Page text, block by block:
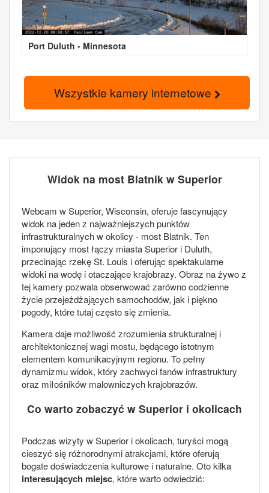
Port Duluth - Minnesota
Wszystkie kamery internetowe
Widok na most Blatnik w Superior
Webcam w Superior, Wisconsin, oferuje fascynujący
widok na jeden z najważniejszych punktów
infrastrukturalnych w okolicy - most Blatnik. Ten
imponujący most łączy miasta Superior i Duluth,
przecinając rzekę St. Louis i oferując spektakularne
widoki na wodę i otaczające krajobrazy. Obraz na żywo z
tej kamery pozwala obserwować zarówno codzienne
życie przejeżdżających samochodów, jak i piękno
pogody, które tutaj często się zmienia.
Kamera daje możliwość zrozumienia strukturalnej i
architektonicznej wagi mostu, będącego istotnym
elementem komunikacyjnym regionu. To pełny
dynamizmu widok, który zachwyci fanów infrastruktury
oraz miłośników malowniczych krajobrazów.
Co warto zobaczyć w Superior i okolicach
Podczas wizyty w Superior i okolicach, turyści mogą
cieszyć się różnorodnymi atrakcjami, które oferują
bogate doświadczenia kulturowe i naturalne. Oto kilka
interesujących miejsc, które warto odwiedzić: